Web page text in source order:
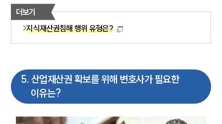
더보기
지식재산권침해 행위 유형은?
5. 산업재산권 확보를 위해 변호사가 필요한
이유는?